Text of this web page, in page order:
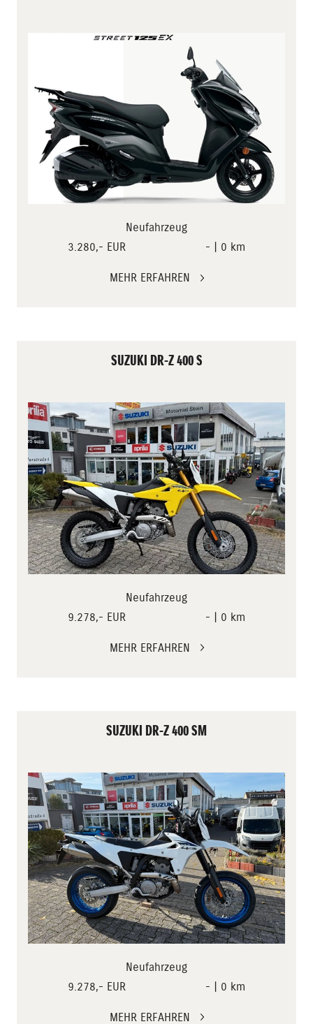
Neufahrzeug
3.280,- EUR
- | 0 km
MEHR ERFAHREN
SUZUKI DR-Z 400 S
Neufahrzeug
9.278,- EUR
- | 0 km
MEHR ERFAHREN
SUZUKI DR-Z 400 SM
Neufahrzeug
9.278,- EUR
- | 0 km
MEHR ERFAHREN